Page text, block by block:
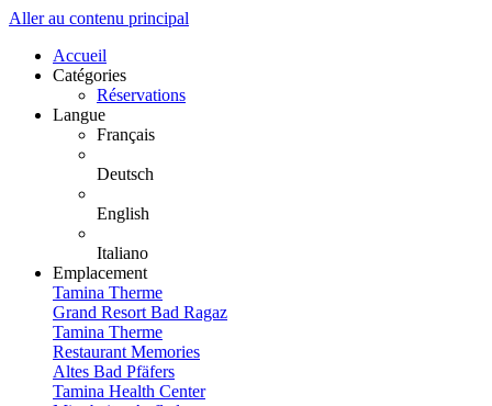
Aller au contenu principal
Accueil
Catégories
Réservations
Langue
Français
Deutsch
English
Italiano
Emplacement
Tamina Therme
Grand Resort Bad Ragaz
Tamina Therme
Restaurant Memories
Altes Bad Pfäfers
Tamina Health Center